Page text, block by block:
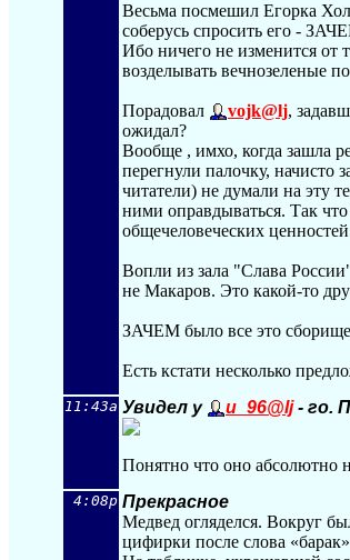
Весьма посмешил Егорка
соберусь спросить его -
Ибо ничего не изменится от
возделывать вечнозеленые
Порадовал vojk@lj,
ожидал?
Вообще , имхо, когда зашла
перегнули палочку, начисто
читатели) не думали на
ними оправдываться. Так
общечеловеческих
Вопли из зала "Слава
не Макаров. Это какой-то
ЗАЧЕМ было все это
Есть кстати несколько
11:43a Увидел у u_96@lj- го.
Понятно что оно абсолютно
4:08p Прекрасное
Медвед огляделся. Вокруг
цифирки после слова